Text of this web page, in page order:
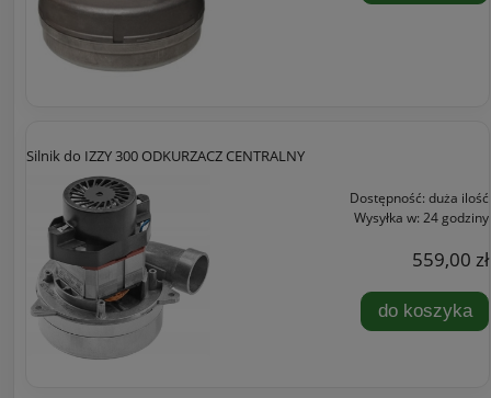
Silnik do IZZY 300 ODKURZACZ CENTRALNY
Dostępność: duża ilość
Wysyłka w: 24 godziny
559,00 zł
do koszyka